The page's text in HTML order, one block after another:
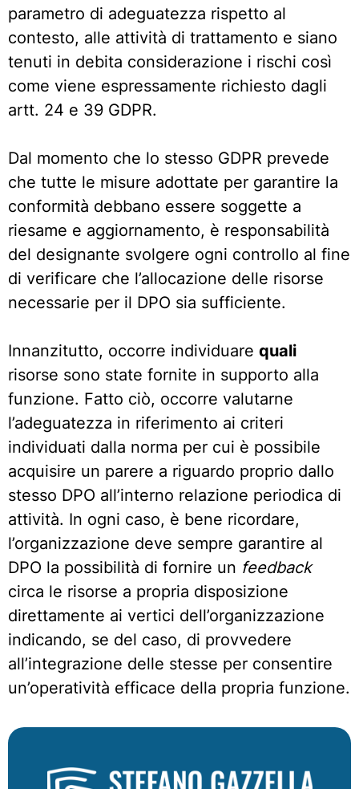
parametro di adeguatezza rispetto al
contesto, alle attività di trattamento e siano
tenuti in debita considerazione i rischi così
come viene espressamente richiesto dagli
artt. 24 e 39 GDPR.
Dal momento che lo stesso GDPR prevede
che tutte le misure adottate per garantire la
conformità debbano essere soggette a
riesame e aggiornamento, è responsabilità
del designante svolgere ogni controllo al fine
di verificare che l’allocazione delle risorse
necessarie per il DPO sia sufficiente.
Innanzitutto, occorre individuare quali
risorse sono state fornite in supporto alla
funzione. Fatto ciò, occorre valutarne
l’adeguatezza in riferimento ai criteri
individuati dalla norma per cui è possibile
acquisire un parere a riguardo proprio dallo
stesso DPO all’interno relazione periodica di
attività. In ogni caso, è bene ricordare,
l’organizzazione deve sempre garantire al
DPO la possibilità di fornire un feedback
circa le risorse a propria disposizione
direttamente ai vertici dell’organizzazione
indicando, se del caso, di provvedere
all’integrazione delle stesse per consentire
un’operatività efficace della propria funzione.